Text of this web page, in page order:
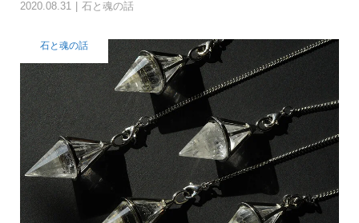
2020.08.31 石と魂の話
石と魂の話